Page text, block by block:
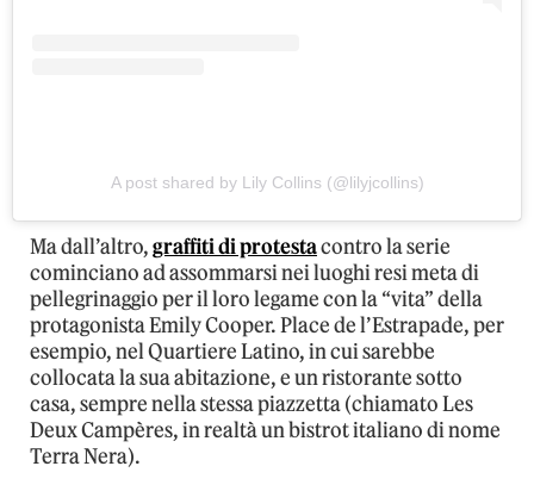
A post shared by Lily Collins (@lilyjcollins)
Ma dall’altro,graffiti di protestacontro la serie
cominciano ad assommarsi nei luoghi resi meta di
pellegrinaggio per il loro legame con la “vita” della
protagonista Emily Cooper. Place de l’Estrapade, per
esempio, nel Quartiere Latino, in cui sarebbe
collocata la sua abitazione, e un ristorante sotto
casa, sempre nella stessa piazzetta (chiamato Les
Deux Campères, in realtà un bistrot italiano di nome
Terra Nera).